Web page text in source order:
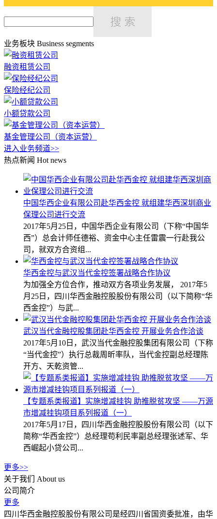
业务板块 Business segments
融资租赁公司
保险经纪公司
小额贷款公司
基金管理公司（资本运营）
进入业务频道>>
热点新闻 Hot news
中国华西企业有限公司赴华西金控 就组建华西深圳商业
保理公司进行交流
2017年5月25日，中国华西企业有限公司（下称“中国华
西”）总会计师任德裕、资金中心主任雷震一行赴我公
司，就双方合资组...
华西金控与武汉当代金控签署战略合作协议
为加强全方位合作，推动双方各项业务发展， 2017年5
月25日，四川华西金融控股股份有限公司（以下简称“华
西金控”）与武...
武汉当代金融控股集团赴华西金控 开展业务合作洽谈
2017年5月10日，武汉当代金融控股集团有限公司（下称
“当代金控”）执行总裁周昕率队，当代金控副总经理陈
开方、天乾资管...
【专题系类报道】实施增减挂钩 助推脱贫攻坚 ——万源
市增减挂钩项目系列报道（一）
2017年5月17日，四川华西金融控股股份有限公司（以下
简称“华西金控”）总经理苟利民率副总经理张述军、华
西崛起小贷公司...
更多>>
关于我们
About us
公司简介
更多
四川华西金融控股股份有限公司是经四川省国资委批准，由华